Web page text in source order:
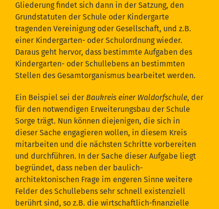
Gliederung findet sich dann in der Satzung, den
Grundstatuten der Schule oder Kindergarte
tragenden Vereinigung oder Gesellschaft, und z.B.
einer Kindergarten- oder Schulordnung wieder.
Daraus geht hervor, dass bestimmte Aufgaben des
Kindergarten- oder Schullebens an bestimmten
Stellen des Gesamtorganismus bearbeitet werden.
Ein Beispiel sei der Baukreis einer Waldorfschule, der
für den notwendigen Erweiterungsbau der Schule
Sorge trägt. Nun können diejenigen, die sich in
dieser Sache engagieren wollen, in diesem Kreis
mitarbeiten und die nächsten Schritte vorbereiten
und durchführen. In der Sache dieser Aufgabe liegt
begründet, dass neben der baulich-
architektonischen Frage im engeren Sinne weitere
Felder des Schullebens sehr schnell existenziell
berührt sind, so z.B. die wirtschaftlich-finanzielle